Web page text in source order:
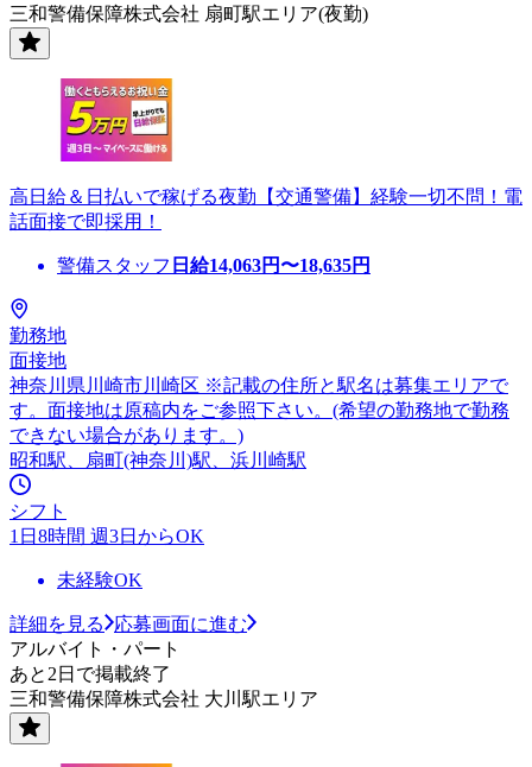
三和警備保障株式会社 扇町駅エリア(夜勤)
高日給＆日払いで稼げる夜勤【交通警備】経験一切不問！電
話面接で即採用！
警備スタッフ 日給14,063円〜18,635円
勤務地
面接地
神奈川県川崎市川崎区 ※記載の住所と駅名は募集エリアで
す。面接地は原稿内をご参照下さい。(希望の勤務地で勤務
できない場合があります。)
昭和駅、扇町(神奈川)駅、浜川崎駅
シフト
1日8時間 週3日からOK
未経験OK
詳細を見る
応募画面に進む
アルバイト・パート
あと2日で掲載終了
三和警備保障株式会社 大川駅エリア